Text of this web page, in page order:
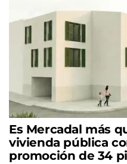
Es Mercadal más
vivienda pública
promoción de 34